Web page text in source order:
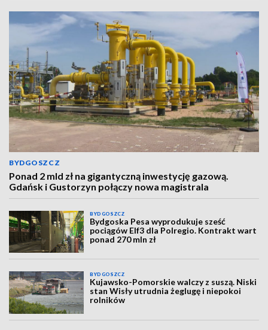
BYDGOSZCZ
Ponad 2 mld zł na gigantyczną inwestycję gazową.
Gdańsk i Gustorzyn połączy nowa magistrala
BYDGOSZCZ
Bydgoska Pesa wyprodukuje sześć
pociągów Elf3 dla Polregio. Kontrakt wart
ponad 270 mln zł
BYDGOSZCZ
Kujawsko-Pomorskie walczy z suszą. Niski
stan Wisły utrudnia żeglugę i niepokoi
rolników